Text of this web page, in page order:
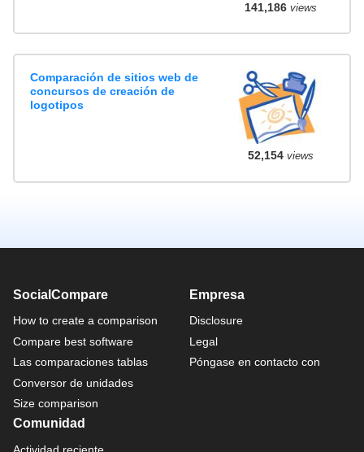
141,186views
Comparación de sitios web de
concursos de creación de
logotipos
52,154views
SocialCompare
How to create a comparison
Compare best software
Las comparaciones tablas
Conversor de unidades
Size comparison
Empresa
Disclosure
Legal
Póngase en contacto con
Comunidad